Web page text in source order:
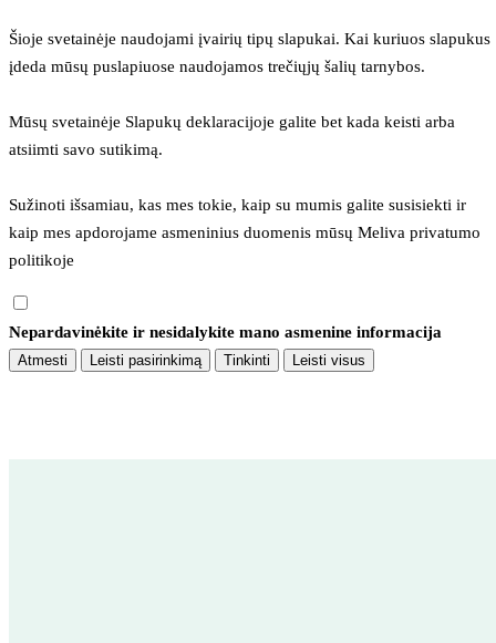
Šioje svetainėje naudojami įvairių tipų slapukai. Kai kuriuos slapukus
įdeda mūsų puslapiuose naudojamos trečiųjų šalių tarnybos.
Mūsų svetainėje Slapukų deklaracijoje galite bet kada keisti arba
atsiimti savo sutikimą.
Sužinoti išsamiau, kas mes tokie, kaip su mumis galite susisiekti ir
kaip mes apdorojame asmeninius duomenis mūsų Meliva privatumo
politikoje
Nepardavinėkite ir nesidalykite mano asmenine informacija
Atmesti Leisti pasirinkimą Tinkinti Leisti visus